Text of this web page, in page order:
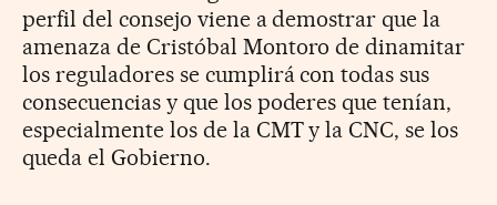
perfil del consejo viene a demostrar que la
amenaza de Cristóbal Montoro de dinamitar
los reguladores se cumplirá con todas sus
consecuencias y que los poderes que tenían,
especialmente los de la CMT y la CNC, se los
queda el Gobierno.